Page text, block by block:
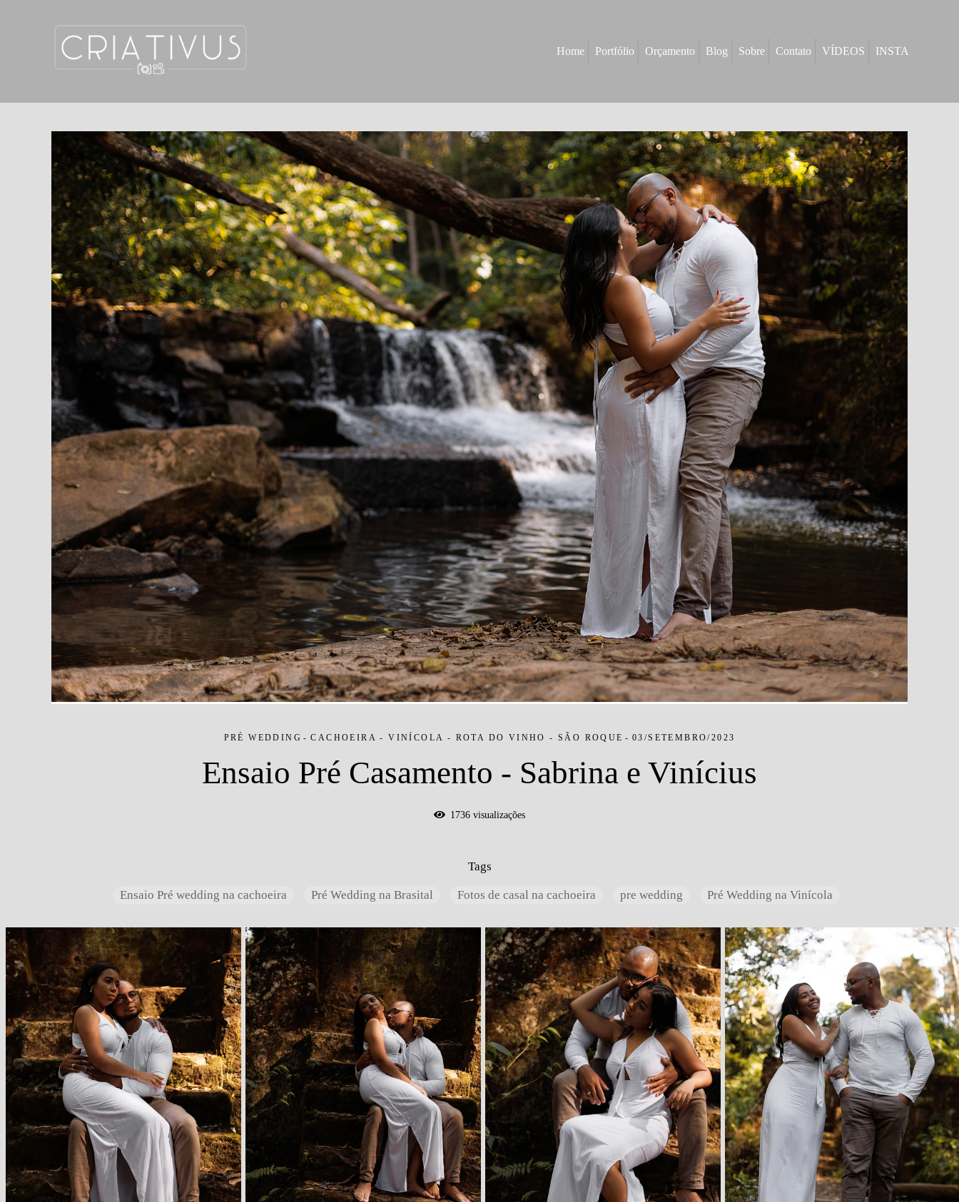
Home Portfólio Orçamento Blog Sobre Contato VÍDEOS INSTA
PRÉ WEDDING CACHOEIRA - VINÍCOLA - ROTA DO VINHO - SÃO ROQUE 03/SETEMBRO/2023
Ensaio Pré Casamento - Sabrina e Vinícius
1736 visualizações
Tags
Ensaio Pré wedding na cachoeira Pré Wedding na Brasital Fotos de casal na cachoeira pre wedding Pré Wedding na Vinícola